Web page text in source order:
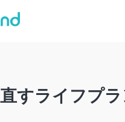
すライフプ